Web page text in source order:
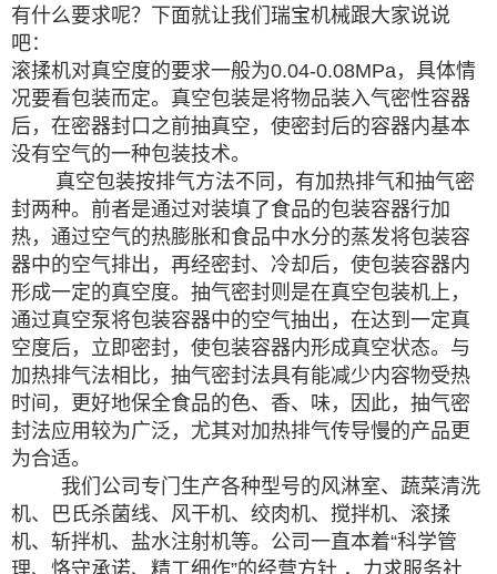
有什么要求呢？下面就让我们瑞宝机械跟大家说说
吧：
滚揉机对真空度的要求一般为0.04-0.08MPa，具体情
况要看包装而定。真空包装是将物品装入气密性容器
后，在密器封口之前抽真空，使密封后的容器内基本
没有空气的一种包装技术。
真空包装按排气方法不同，有加热排气和抽气密
封两种。前者是通过对装填了食品的包装容器行加
热，通过空气的热膨胀和食品中水分的蒸发将包装容
器中的空气排出，再经密封、冷却后，使包装容器内
形成一定的真空度。抽气密封则是在真空包装机上，
通过真空泵将包装容器中的空气抽出，在达到一定真
空度后，立即密封，使包装容器内形成真空状态。与
加热排气法相比，抽气密封法具有能减少内容物受热
时间，更好地保全食品的色、香、味，因此，抽气密
封法应用较为广泛，尤其对加热排气传导慢的产品更
为合适。
我们公司专门生产各种型号的风淋室、蔬菜清洗
机、巴氏杀菌线、风干机、绞肉机、搅拌机、滚揉
机、斩拌机、盐水注射机等。公司一直本着“科学管
理、恪守承诺、精工细作”的经营方针 ，力求服务社